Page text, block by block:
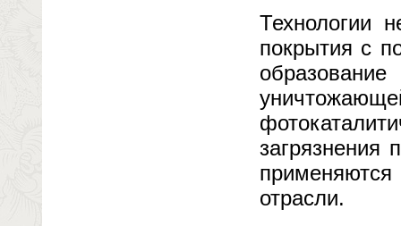
Технологии
покрытия с
загрязнения
отрасли.